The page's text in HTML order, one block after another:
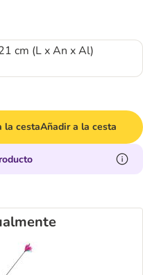
cm (L x An x Al)
la cestaAñadir a la cesta